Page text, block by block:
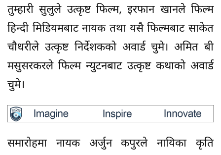
तुम्हारी सुलुले उत्कृष्ट फिल्म, इरफान खानले फिल्म
हिन्दी मिडियमबाट नायक तथा यसै फिल्मबाट साकेत
चौधरीले उत्कृष्ट निर्देशकको अवार्ड चुमे। अमित बी
मसुसरकरले फिल्म न्युटनबाट उत्कृष्ट कथाको अवार्ड
चुमे।
समारोहमा नायक अर्जुन कपुरले नायिका कृति